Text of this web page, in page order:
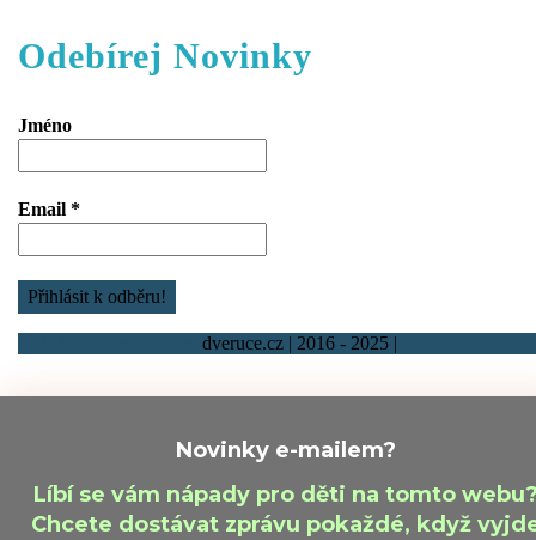
Novinky e-mailem?
Líbí se vám nápady pro děti na tomto
Chcete dostávat zprávu pokaždé, když
Odebírej Novinky
Jméno
Email *
dveruce.cz | 2016 - 2025 |